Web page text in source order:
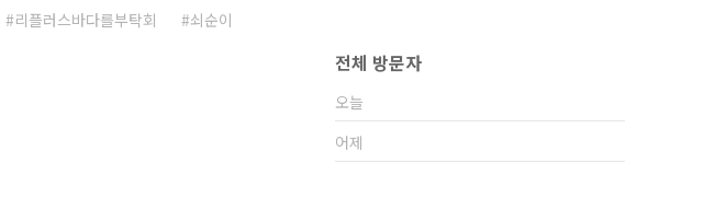
리플러스바다를부탁회
쇠순이
전체 방문자
오늘
어제